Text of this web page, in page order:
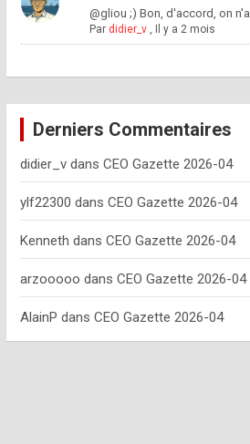
@gliou ;) Bon, d'accord, on
Par didier_v, Il y a 2 mois
Derniers Commentaires
didier_vdans CEO Gazette 2026-04
ylf22300 dans CEO Gazette 2026-04
Kenneth dans CEO Gazette 2026-04
arzooooo dans CEO Gazette 2026-04
AlainP dans CEO Gazette 2026-04